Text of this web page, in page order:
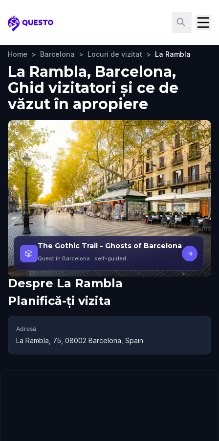
Questo
Home > Barcelona > Locuri de vizitat > La Rambla
La Rambla, Barcelona,
Ghid vizitatori și ce de
văzut în apropiere
🎲
The Gothic Trail – Ghosts of Barcelona
Quest in Barcelona · self-guided
→
Despre La Rambla
Planifică-ți vizita
Adresă
La Rambla, 75, 08002 Barcelona, Spain